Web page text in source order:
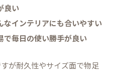
良い
なインテリアにも合いやすい
で毎日の使い勝手が良い
が耐久性やサイズ面で物足